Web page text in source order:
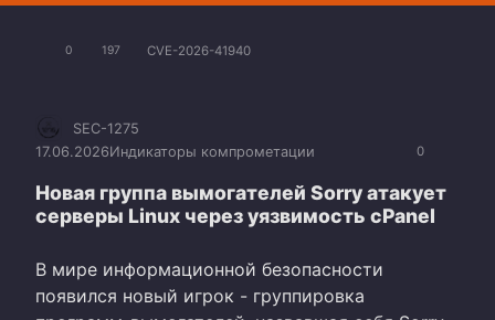
0 197 CVE-2026-41940
0
SEC-1275
17.06.2026Индикаторы компрометации
Новая группа вымогателей Sorry атакует
серверы Linux через уязвимость cPanel
В мире информационной безопасности
появился новый игрок - группировка